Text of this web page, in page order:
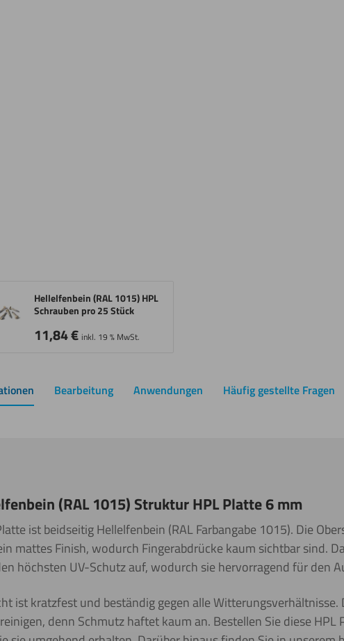
Hellelfenbein (RAL 1015) HPL
Schrauben pro 25 Stück
11,84€ inkl. 19 % MwSt.
Bearbeitung Anwendungen
Häufig gestellte Fragen
(RAL 1015) Struktur HPL Platte 6 mm
ist beidseitig Hellelfenbein (RAL Farbangabe 1015). Die
mattes Finish, wodurch Fingerabdrücke kaum sichtbar sind.
höchsten UV-Schutz auf, wodurch sie hervorragend für den
ist kratzfest und beständig gegen alle Witterungsverhältnisse.
denn Schmutz haftet kaum an. Bestellen Sie diese HPL